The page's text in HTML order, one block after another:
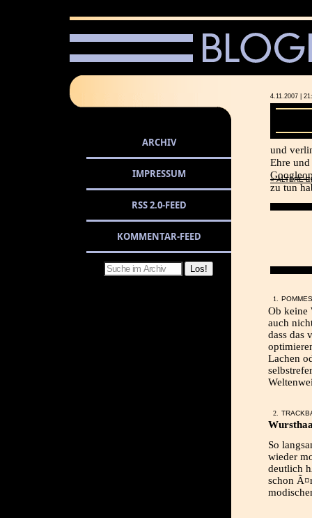
4.11.2007 |
und
Ehre
zu tun
« ÄLTERE
Ob keine
auch
dass das
Lachen
So
wieder
deutlich
schon
ARCHIV
IMPRESSUM
RSS 2.0-FEED
KOMMENTAR-FEED